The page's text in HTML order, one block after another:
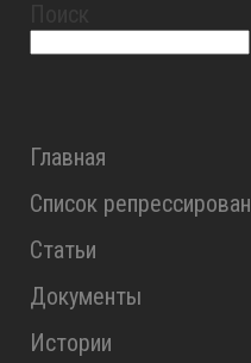
Главная
Список
Статьи
Документы
Истории